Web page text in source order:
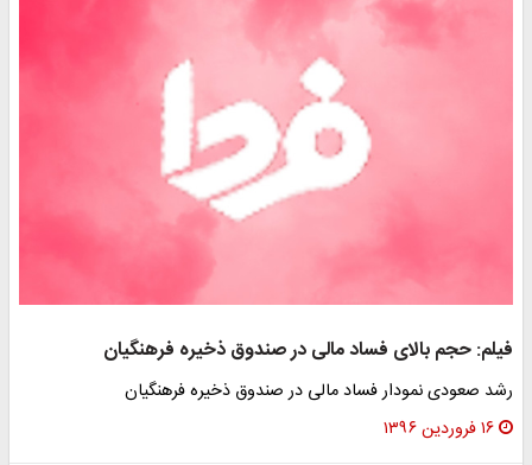
فیلم: حجم بالای فساد مالی در صندوق ذخیره فرهنگیان
رشد صعودی نمودار فساد مالی در صندوق ذخیره فرهنگیان
۱۶ فروردین ۱۳۹۶